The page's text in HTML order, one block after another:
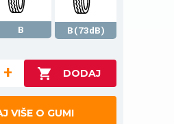
B
B(73dB)
+
VIŠE O GUMI